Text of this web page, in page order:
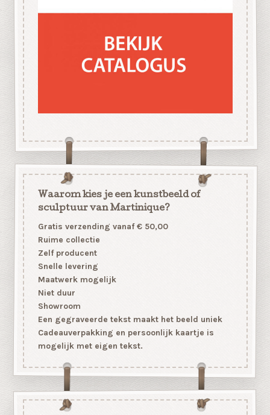
Waarom kies je een kunstbeeld of
sculptuur van Martinique?
Gratis verzending vanaf € 50,00
Ruime collectie
Zelf producent
Snelle levering
Maatwerk mogelijk
Niet duur
Showroom
Een gegraveerde tekst maakt het beeld uniek
Cadeauverpakking en persoonlijk kaartje is
mogelijk met eigen tekst.